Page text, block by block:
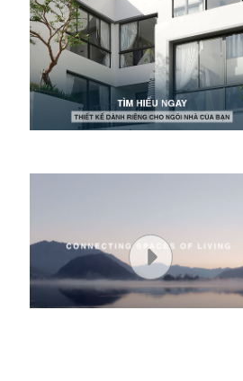
CỬA SỔ MỞ LÙA
CỬA SỔ MỞ HẤT/LẬT